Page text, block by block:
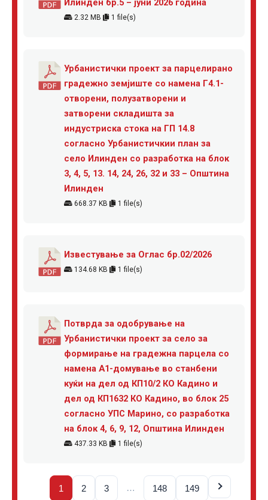
2.32 MB 1 file(s)
Урбанистички проект за парцелирано
градежно земјиште со намена Г4.1-
отворени, полузатворени и
затворени складишта за
индустриска стока на ГП 14.8
согласно Урбанистичкии план за
село Илинден со разработка на блок
3, 4, 5, 13. 14, 24, 26, 32 и 33 – Општина
Илинден
668.37 KB 1 file(s)
Известување за Оглас бр.02/2026
134.68 KB 1 file(s)
Потврда за одобрување на
Урбанистички проект за село за
формирање на градежна парцела со
намена А1-домување во станбени
куќи на дел од КП10/2 КО Кадино и
дел од КП1632 КО Кадино, во блок 25
согласно УПС Марино, со разработка
на блок 4, 6, 9, 12, Општина Илинден
437.33 KB 1 file(s)
1 2 3 … 148 149